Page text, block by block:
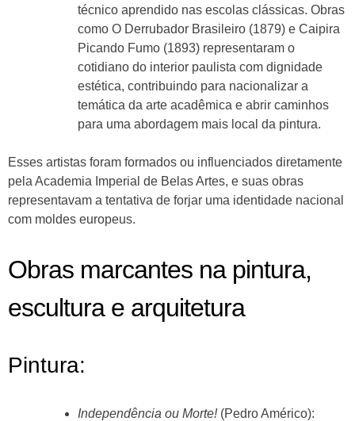
técnico aprendido nas escolas clássicas. Obras
como O Derrubador Brasileiro (1879) e Caipira
Picando Fumo (1893) representaram o
cotidiano do interior paulista com dignidade
estética, contribuindo para nacionalizar a
temática da arte acadêmica e abrir caminhos
para uma abordagem mais local da pintura.
Esses artistas foram formados ou influenciados diretamente
pela Academia Imperial de Belas Artes, e suas obras
representavam a tentativa de forjar uma identidade nacional
com moldes europeus.
Obras marcantes na pintura,
escultura e arquitetura
Pintura:
Independência ou Morte!(Pedro Américo):